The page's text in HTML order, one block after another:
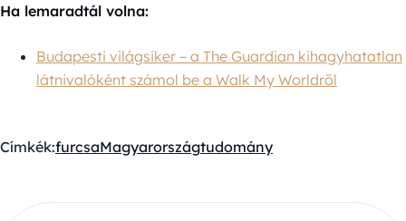
Ha lemaradtál volna:
Budapesti világsiker – a The Guardian kihagyhatatlan
látnivalóként számol be a Walk My Worldről
Címkék:furcsaMagyarországtudomány